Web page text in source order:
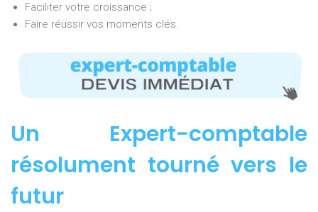
Faciliter votre croissance ;
Faire réussir vos moments clés.
Un Expert-comptable
résolument tourné vers le
futur